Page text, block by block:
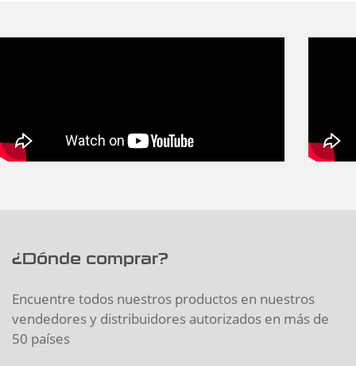
¿Dónde comprar?
Encuentre todos nuestros productos en nuestros
vendedores y distribuidores autorizados en más de
50 países